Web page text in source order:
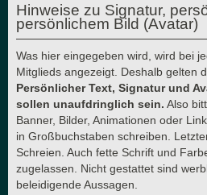
Hinweise zu Signatur,
persönlichem Bild (Avatar)
Was hier eingegeben wird, wird bei
Mitglieds angezeigt. Deshalb gelten
Persönlicher Text, Signatur und
sollen unaufdringlich sein. Also
Banner, Bilder, Animationen oder
in Großbuchstaben schreiben.
Schreien. Auch fette Schrift und
zugelassen. Nicht gestattet sind
beleidigende Aussagen.